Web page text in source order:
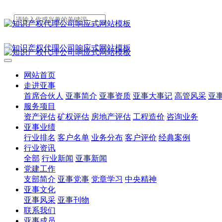
网站首页
走进亚事
首席合伙人 亚事简介 亚事资质 亚事大事记 高管风采 亚
服务项目
资产评估 矿权评估 房地产评估 工程造价 咨询业务
亚事业绩
行业排名 客户名单 业务分布 客户评价 经典案例
行业资讯
全部 行业新闻 亚事新闻
党建工作
支部简介 亚事党事 党章学习 中央精神
亚事文化
亚事风采 亚事刊物
联系我们